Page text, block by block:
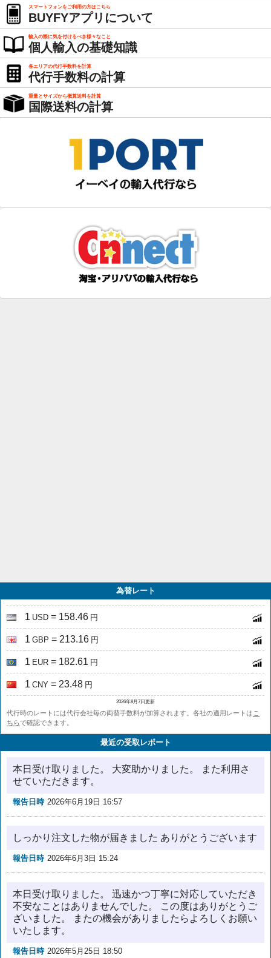
スマートフォンをご利用の方はこちら
BUYFYアプリについて
輸入の際に気を付けるべき様々なこと
個人輸入の基礎知識
各エリアの代行手数料を計算
代行手数料の計算
重量とサイズから概算送料を計算
国際送料の計算
為替レート
1 USD = 158.46 円
1 GBP = 213.16 円
1 EUR = 182.61 円
1 CNY = 23.48 円
2026年8月7日更新
代行時のレートには代行会社毎の両替手数料が加算されます。各社の適用レートは こ
ちらで確認できます。
最近の受取レポート
本日受け取りました。 大変助かりました。 また利用さ
せていただきます。
報告日時 2026年6月19日 16:57
しっかり注文した物が届きました ありがとうございます
報告日時 2026年6月3日 15:24
本日受け取りました。 迅速かつ丁寧に対応していただき
不安なことはありませんでした。 この度はありがとうご
ざいました。 またの機会がありましたらよろしくお願い
いたします。
報告日時 2026年5月25日 18:50